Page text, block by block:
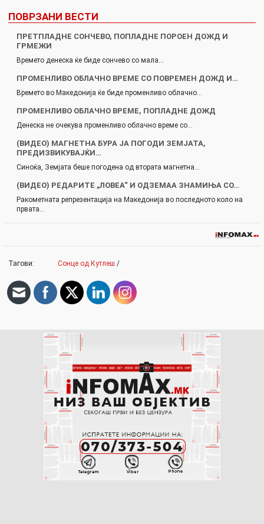
ПОВРЗАНИ ВЕСТИ
ПРЕТПЛАДНЕ СОНЧЕВО, ПОПЛАДНЕ ПОРОЕН ДОЖД И
ГРМЕЖИ
Времето денеска ќе биде сончево со мала…
ПРОМЕНЛИВО ОБЛАЧНО ВРЕМЕ СО ПОВРЕМЕН ДОЖД И…
Времето во Македонија ќе биде променливо облачно…
ПРОМЕНЛИВО ОБЛАЧНО ВРЕМЕ, ПОПЛАДНЕ ДОЖД
Денеска не очекува променливо облачно време со…
(ВИДЕО) МАГНЕТНА БУРА ЈА ПОГОДИ ЗЕМЈАТА,
ПРЕДИЗВИКУВАЈЌИ…
Синоќа, Земјата беше погодена од втората магнетна…
(ВИДЕО) РЕДАРИТЕ „ЛОВЕА“ И ОДЗЕМАА ЗНАМИЊА СО…
Ракометната репрезентација на Македонија во последното коло на
првата…
Тагови: Сонце од Кутлеш /